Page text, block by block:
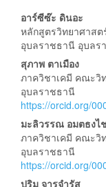
Main
Article
Content
อาร์ซีซ๊ะ ดินอะ
หลักสูตรวิทยาศาส
อุบลราชธานี อุบลร
สุภาพ ตาเมือง
ภาควิชาเคมี คณะวิ
อุบลราชธานี
https://orcid.org/
มะลิวรรณ อมตธงไ
ภาควิชาเคมี คณะวิ
อุบลราชธานี
https://orcid.org/
ปุริม จารุจำรัส